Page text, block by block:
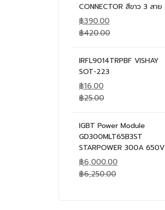
CONNECTOR สีขาว 3 สาย
฿390.00
฿420.00
IRFL9014TRPBF VISHAY
SOT-223
฿16.00
฿25.00
IGBT Power Module
GD300MLT65B3ST
STARPOWER 300A 650V
฿6,000.00
฿6,250.00